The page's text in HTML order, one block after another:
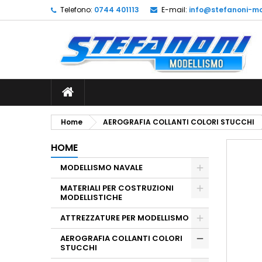
Telefono: 0744 401113 E-mail: info@stefanoni-
Home AEROGRAFIA COLLANTI COLORI STUCCHI
HOME
MODELLISMO NAVALE
MATERIALI PER COSTRUZIONI
MODELLISTICHE
ATTREZZATURE PER MODELLISMO
AEROGRAFIA COLLANTI COLORI
STUCCHI